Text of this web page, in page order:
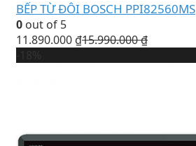
BẾP TỪ ĐÔI BOSCH PPI82560MS
0 out of 5
11.890.000 ₫15.990.000₫